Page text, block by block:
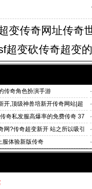
变传奇网址传奇
超变砍传奇超变
传奇角色扮演手游 ·
开,顶级神兽培新开传奇网站|超
·
奇私发服高爆率的免费传奇 37
·
网?传奇超变新开 站之所以吸引
·
服体验新版传奇 ·